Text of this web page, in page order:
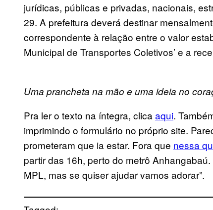
jurídicas, públicas e privadas, nacionais,
29. A prefeitura deverá destinar
correspondente à relação entre o valor
Municipal de Transportes Coletivos’ e a
Uma prancheta na mão e uma ideia no
Pra ler o texto na íntegra, clica aqui.
imprimindo o formulário no próprio site.
prometeram que ia estar. Fora que nessa
partir das 16h, perto do metrô
MPL, mas se quiser ajudar vamos adorar”.